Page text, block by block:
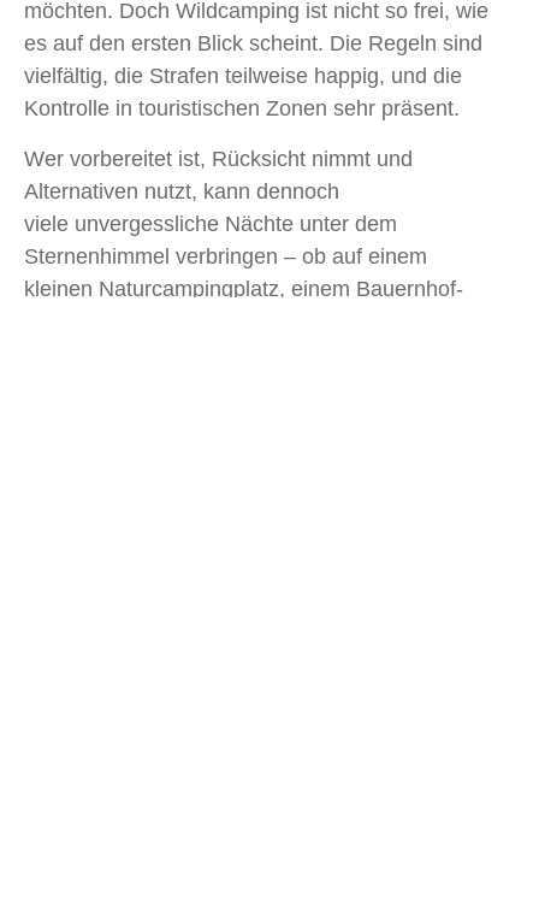
möchten. Doch Wildcamping ist nicht so frei, wie
es auf den ersten Blick scheint. Die Regeln sind
vielfältig, die Strafen teilweise happig, und die
Kontrolle in touristischen Zonen sehr präsent.
Wer vorbereitet ist, Rücksicht nimmt und
Alternativen nutzt, kann dennoch
viele unvergessliche Nächte unter dem
Sternenhimmel verbringen – ob auf einem
kleinen Naturcampingplatz, einem Bauernhof-